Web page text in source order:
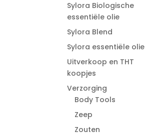
Sylora Biologische
essentiële olie
Sylora Blend
Sylora essentiële olie
Uitverkoop en THT
koopjes
Verzorging
Body Tools
Zeep
Zouten